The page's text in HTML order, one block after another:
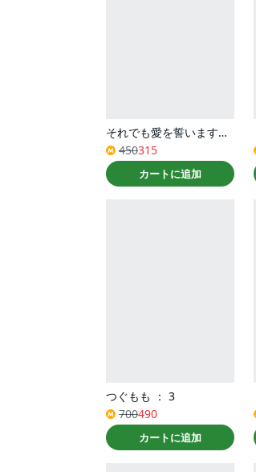
それでも愛を誓いますか？ ： 11
450315
カートに追加
つぐもも ： 3
700490
カートに追加